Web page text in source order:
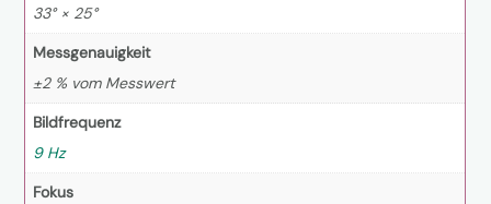
33° × 25°
Messgenauigkeit
±2 % vom Messwert
Bildfrequenz
9 Hz
Fokus